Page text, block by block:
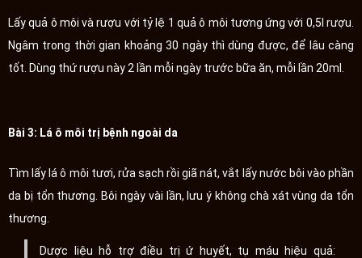
Lấy quả ô môi và rượu với tỷ lệ 1 quả ô môi tương ứng với 0,5l rượu.
Ngâm trong thời gian khoảng 30 ngày thì dùng được, để lâu càng
tốt. Dùng thứ rượu này 2 lần mỗi ngày trước bữa ăn, mỗi lần 20ml.
Bài 3: Lá ô môi trị bệnh ngoài da
Tìm lấy lá ô môi tươi, rửa sạch rồi giã nát, vắt lấy nước bôi vào phần
da bị tổn thương. Bôi ngày vài lần, lưu ý không chà xát vùng da tổn
thương.
Dược liệu hỗ trợ điều trị ứ huyết, tụ máu hiệu quả: